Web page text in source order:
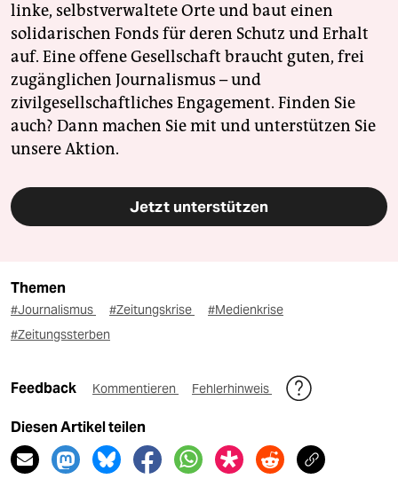
linke, selbstverwaltete Orte und baut einen
solidarischen Fonds für deren Schutz und Erhalt
auf. Eine offene Gesellschaft braucht guten, frei
zugänglichen Journalismus – und
zivilgesellschaftliches Engagement. Finden Sie
auch? Dann machen Sie mit und unterstützen Sie
unsere Aktion.
Jetzt unterstützen
Themen
#Journalismus #Zeitungskrise
#Medienkrise
#Zeitungssterben
Feedback Kommentieren Fehlerhinweis
Diesen Artikel teilen